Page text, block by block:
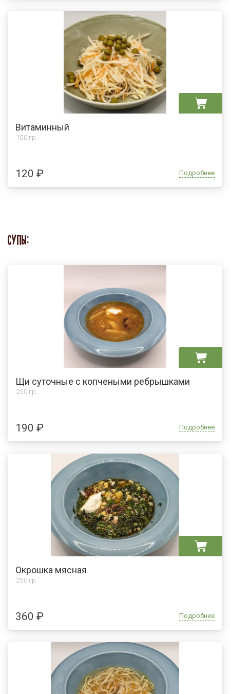
Витаминный
100 гр.
120 ₽ Подробнее
СУПЫ:
Щи суточные с копчеными ребрышками
250 гр.
190 ₽ Подробнее
Окрошка мясная
250 гр.
360 ₽ Подробнее